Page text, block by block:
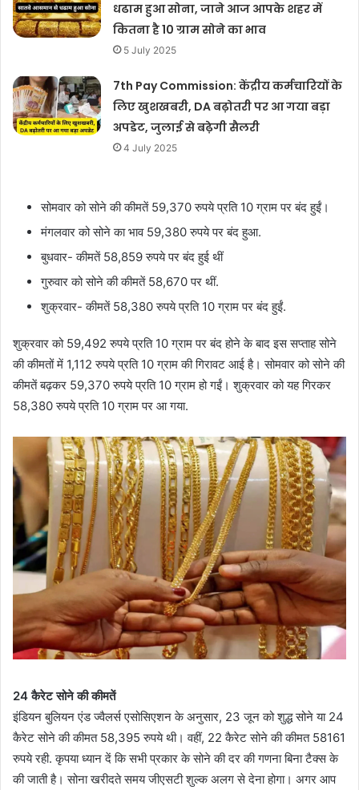
धढाम हुआ सोना, जाने आज आपके शहर में
कितना है 10 ग्राम सोने का भाव
5 July 2025
7th Pay Commission: केंद्रीय कर्मचारियों के
लिए खुशखबरी, DA बढ़ोतरी पर आ गया बड़ा
अपडेट, जुलाई से बढ़ेगी सैलरी
4 July 2025
सोमवार को सोने की कीमतें 59,370 रुपये प्रति 10 ग्राम पर बंद हुईं।
मंगलवार को सोने का भाव 59,380 रुपये पर बंद हुआ.
बुधवार- कीमतें 58,859 रुपये पर बंद हुई थीं
गुरुवार को सोने की कीमतें 58,670 पर थीं.
शुक्रवार- कीमतें 58,380 रुपये प्रति 10 ग्राम पर बंद हुईं.
शुक्रवार को 59,492 रुपये प्रति 10 ग्राम पर बंद होने के बाद इस सप्ताह सोने
की कीमतों में 1,112 रुपये प्रति 10 ग्राम की गिरावट आई है। सोमवार को सोने की
कीमतें बढ़कर 59,370 रुपये प्रति 10 ग्राम हो गईं। शुक्रवार को यह गिरकर
58,380 रुपये प्रति 10 ग्राम पर आ गया.
24 कैरेट सोने की कीमतें
इंडियन बुलियन एंड ज्वैलर्स एसोसिएशन के अनुसार, 23 जून को शुद्ध सोने या 24
कैरेट सोने की कीमत 58,395 रुपये थी। वहीं, 22 कैरेट सोने की कीमत 58161
रुपये रही. कृपया ध्यान दें कि सभी प्रकार के सोने की दर की गणना बिना टैक्स के
की जाती है। सोना खरीदते समय जीएसटी शुल्क अलग से देना होगा। अगर आप